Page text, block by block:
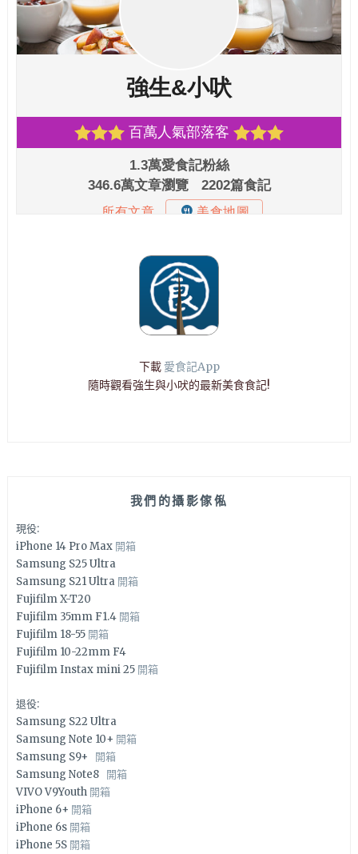
下載 愛食記App
隨時觀看強生與小吠的最新美食食記!
我們的攝影傢俬
現役:
iPhone 14 Pro Max 開箱
Samsung S25 Ultra
Samsung S21 Ultra 開箱
Fujifilm X-T20
Fujifilm 35mm F1.4 開箱
Fujifilm 18-55 開箱
Fujifilm 10-22mm F4
Fujifilm Instax mini 25 開箱
退役:
Samsung S22 Ultra
Samsung Note 10+ 開箱
Samsung S9+ 開箱
Samsung Note8 開箱
VIVO V9Youth 開箱
iPhone 6+ 開箱
iPhone 6s 開箱
iPhone 5S 開箱